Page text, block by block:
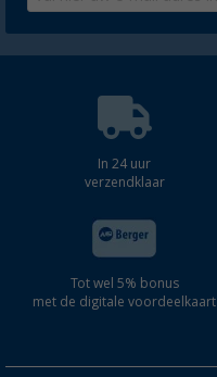
In 24 uur
verzendklaar
Tot wel 5% bonus
met de digitale voordeelkaart